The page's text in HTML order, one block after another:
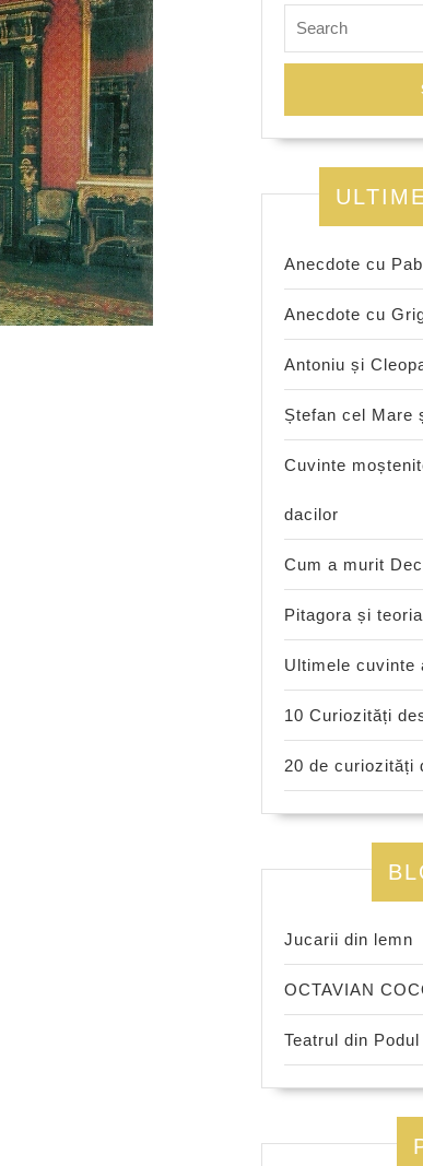
for:
Anecdote cu
Anecdote cu
Antoniu și
Ștefan cel Mare
Cuvinte
dacilor
Cum a murit
Pitagora și
Ultimele cuvinte
10 Curiozități
20 de curiozități
Jucarii din lemn
OCTAVIAN
Teatrul din Podul